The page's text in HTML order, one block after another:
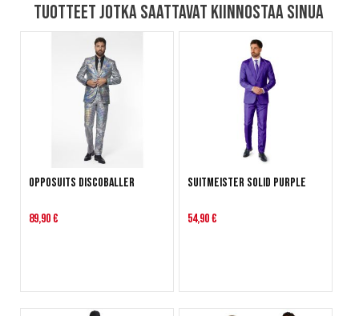
Tuotteet jotka saattavat kiinnostaa sinua
OppoSuits Discoballer
89,90 €
Suitmeister Solid Purple
54,90 €